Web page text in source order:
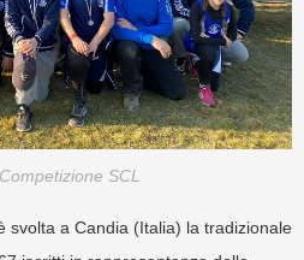
SCL
svolta a Candia (Italia) la tradizionale